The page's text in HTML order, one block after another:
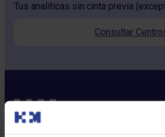
Tus analíticas sin cinta previa
Consultar